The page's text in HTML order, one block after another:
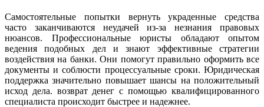
Самостоятельные попытки вернуть украденные средства
часто заканчиваются неудачей из-за незнания правовых
нюансов. Профессиональные юристы обладают опытом
ведения подобных дел и знают эффективные стратегии
воздействия на банки. Они помогут правильно оформить все
документы и соблюсти процессуальные сроки. Юридическая
поддержка значительно повышает шансы на положительный
исход дела. возврат денег с помощью квалифицированного
специалиста происходит быстрее и надежнее.